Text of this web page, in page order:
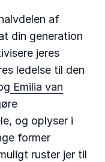
af
din generation
jeres
ledelse til den
Emilia van
og oplyser i
former
ruster jer til